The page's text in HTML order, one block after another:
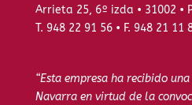
Arrieta 25, 6º izda • 31002 •
T. 948 22 91 56 • F. 948 21 11
“Esta empresa ha recibido
Navarra en virtud de la